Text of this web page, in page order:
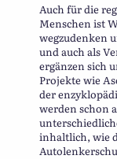
Auch für die
Menschen ist
wegzudenken
und auch als
ergänzen sich
Projekte wie
der
werden schon
inhaltlich, wie